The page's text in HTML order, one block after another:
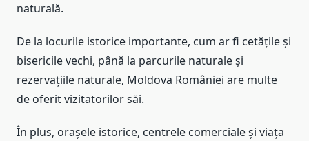
naturală.
De la locurile istorice importante, cum ar fi cetățile și
bisericile vechi, până la parcurile naturale și
rezervațiile naturale, Moldova României are multe
de oferit vizitatorilor săi.
În plus, orașele istorice, centrele comerciale și viața